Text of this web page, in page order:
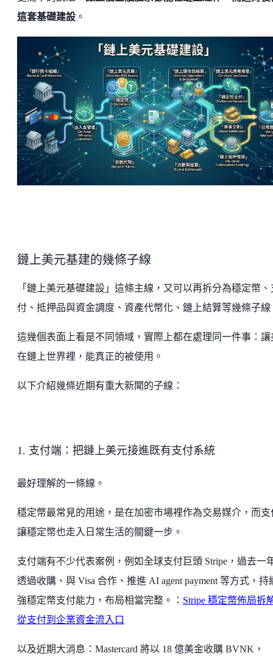
這套基礎建設 。
鏈上美元基建的幾條子線
「鏈上美元基礎建設」這條主線，又可以再拆分為穩定幣、
付、抵押品與資金調度、資產代幣化、鏈上結算等幾條子線
這幾個表面上看是不同領域，實際上都在處理同一件事：讓
在鏈上世界裡，能真正的被使用。
以下介紹幾條近期有重大新聞的子線：
1. 支付端：把鏈上美元接進既有支付系統
最好理解的一條線。
穩定幣最常見的用途，是在加密市場裡作為交易媒介，而支
讓穩定幣也走入日常生活的關鍵一步。
支付端有不少代表案例，例如全球支付巨頭 Stripe，過去一
透過收購、與 Visa 合作、推進 AI agent payment 等方式，持
強穩定幣支付能力，布局相當完整。： Stripe 穩定幣佈局拆
從支付到企業資金流入口
以及近期大消息：Mastercard 將以 18 億美金收購 BVNK，